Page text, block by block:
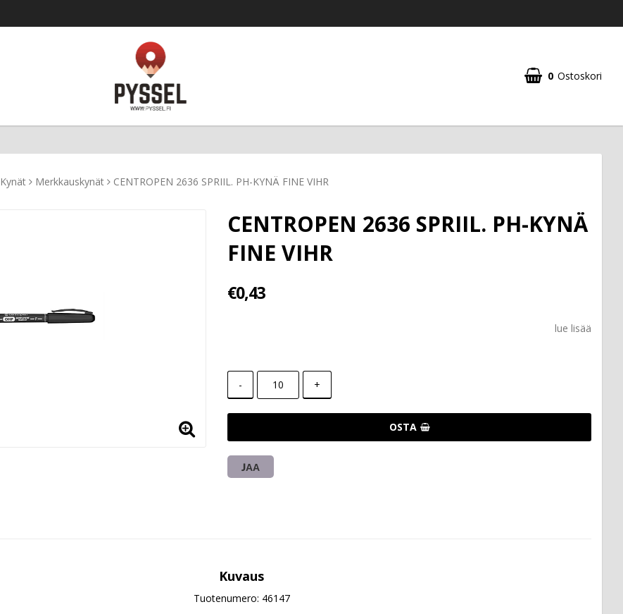
0 Ostoskori
Kynät Merkkauskynät CENTROPEN 2636 SPRIIL. PH-KYNÄ FINE VIHR
CENTROPEN 2636 SPRIIL. PH-KYNÄ
FINE VIHR
€0,43
lue lisää
- +
OSTA
JAA
Kuvaus
Tuotenumero: 46147